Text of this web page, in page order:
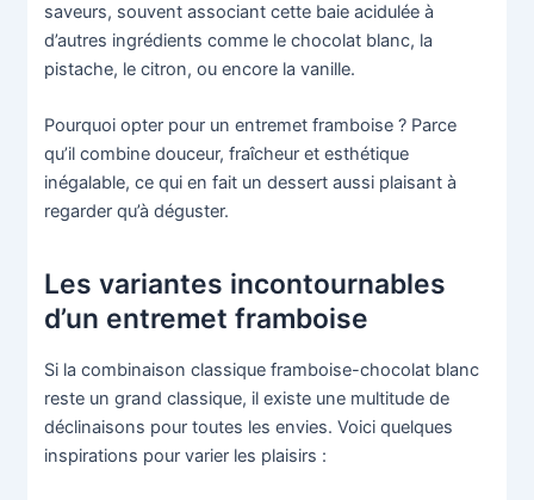
saveurs, souvent associant cette baie acidulée à
d’autres ingrédients comme le chocolat blanc, la
pistache, le citron, ou encore la vanille.
Pourquoi opter pour un entremet framboise ? Parce
qu’il combine douceur, fraîcheur et esthétique
inégalable, ce qui en fait un dessert aussi plaisant à
regarder qu’à déguster.
Les variantes incontournables
d’un entremet framboise
Si la combinaison classique framboise-chocolat blanc
reste un grand classique, il existe une multitude de
déclinaisons pour toutes les envies. Voici quelques
inspirations pour varier les plaisirs :